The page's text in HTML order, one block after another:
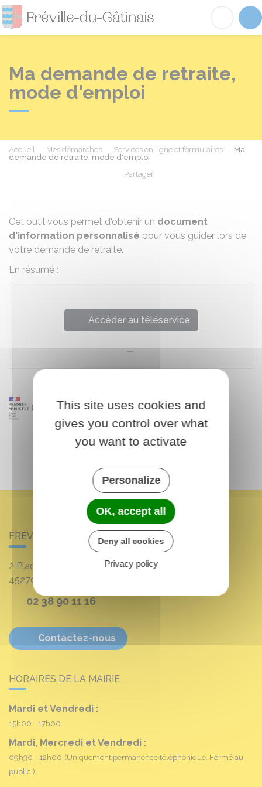
Fréville-du-
Ma demande de retraite,
mode d'emploi
Accueil Mes démarches Services en ligne et formulaires
Ma
demande de retraite, mode d'emploi
Partager
Cet outil vous permet d'obtenir un document
d'information personnalisé pour vous guider lors de
votre demande de retraite.
En résumé :
Accéder au téléservice
FRÉVILLE-DU-GÂTINAIS
2 Place Louis Croum
45270
02 38 90 11 16
Contactez-nous
HORAIRES DE LA MAIRIE
Mardi et Vendredi :
15h00 - 17h00
Mardi, Mercredi et Vendredi :
09h30 - 12h00 (Uniquement permanence téléphonique. Fermé au
public.)
This site uses cookies and
gives you control over what
you want to activate
Personalize
OK, accept all
Deny all cookies
Privacy policy